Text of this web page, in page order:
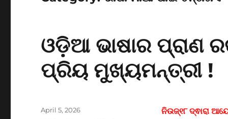
ଓଡ଼ିଆ ଭାଷାର ପ୍ରାଣ
ପ୍ରିୟ ମୁଖ୍ୟମନ୍ତ୍ରୀ !
ନିଉଜ୍୧୮ ଦ୍ଵାରା
Posted
April 5, 2026